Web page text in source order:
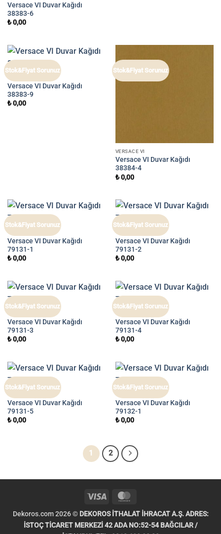
Versace VI Duvar Kağıdı
38383-6
₺0,00
Stok&Fiyat Sorunuz
VERSACE VI
Versace VI Duvar Kağıdı
38383-9
₺0,00
Stok&Fiyat Sorunuz
VERSACE VI
Versace VI Duvar Kağıdı
38384-4
₺0,00
Stok&Fiyat Sorunuz
VERSACE VI
Versace VI Duvar Kağıdı
79131-1
₺0,00
Stok&Fiyat Sorunuz
VERSACE VI
Versace VI Duvar Kağıdı
79131-2
₺0,00
Stok&Fiyat Sorunuz
Versace VI Duvar Kağıdı
79131-3
₺0,00
Stok&Fiyat Sorunuz
Versace VI Duvar Kağıdı
79131-4
₺0,00
Stok&Fiyat Sorunuz
VERSACE VI
Versace VI Duvar Kağıdı
79131-5
₺0,00
Stok&Fiyat Sorunuz
VERSACE VI
Versace VI Duvar Kağıdı
79132-1
₺0,00
1 2
Visa
Dekoros.com 2026 © DEKOROS İTHALAT İHRACAT A.Ş. ADRES:
İSTOÇ TİCARET MERKEZİ 42 ADA NO:52-54 BAĞCILAR /